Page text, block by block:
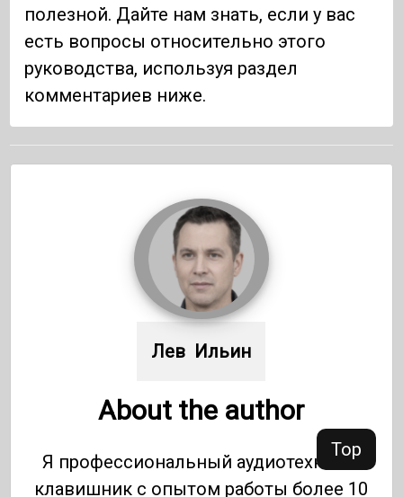
Top
полезной. Дайте нам знать, если у вас
есть вопросы относительно этого
руководства, используя раздел
комментариев ниже.
Лев  Ильин
About the author
Я профессиональный аудиотехник и
клавишник с опытом работы более 10